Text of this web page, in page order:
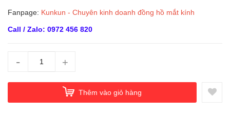
Fanpage: Kunkun - Chuyên kinh doanh đồng hồ mắt kính
Call / Zalo: 0972 456 820
- +
Thêm vào giỏ hàng